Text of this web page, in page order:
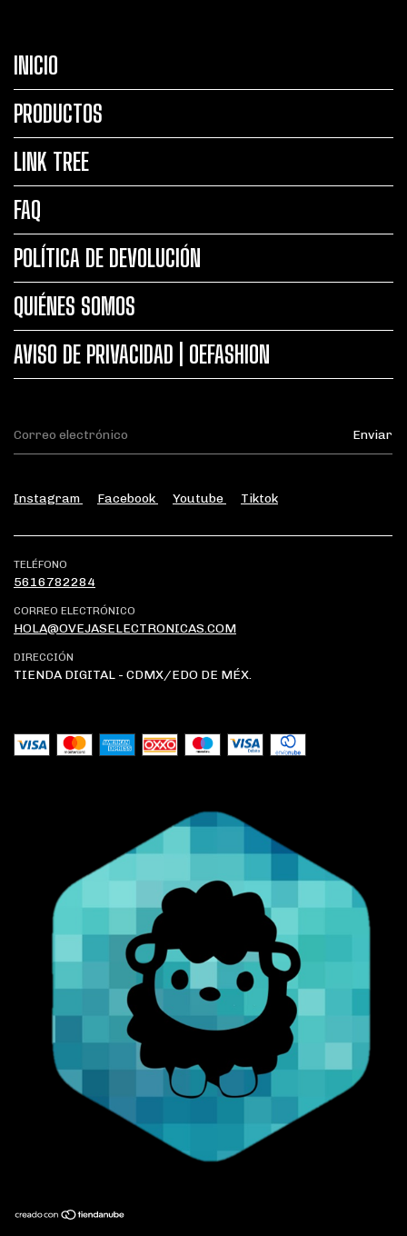
INICIO
PRODUCTOS
LINK TREE
FAQ
POLÍTICA DE DEVOLUCIÓN
QUIÉNES SOMOS
AVISO DE PRIVACIDAD | OEFASHION
Instagram Facebook Youtube Tiktok
TELÉFONO
5616782284
CORREO ELECTRÓNICO
HOLA@OVEJASELECTRONICAS.COM
DIRECCIÓN
TIENDA DIGITAL - CDMX/EDO DE MÉX.